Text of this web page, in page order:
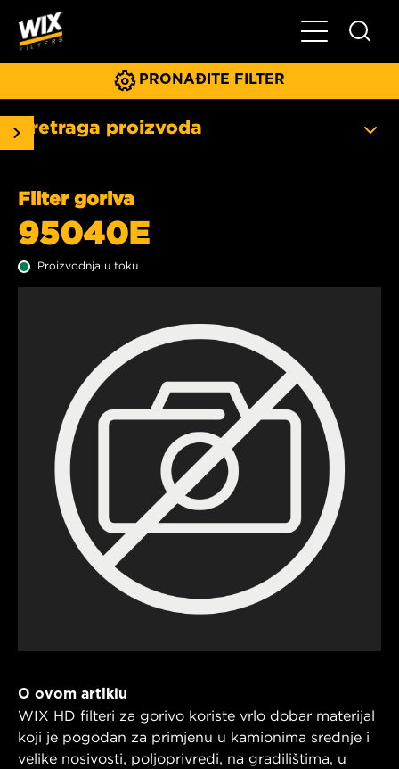
Glavni meni
PRONAĐITE FILTER
Pretraga proizvoda
Filter goriva
95040E
Proizvodnja u toku
O ovom artiklu
WIX HD filteri za gorivo koriste vrlo dobar materijal
koji je pogodan za primjenu u kamionima srednje i
velike nosivosti, poljoprivredi, na gradilištima, u